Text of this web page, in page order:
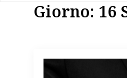
Giorno: 16